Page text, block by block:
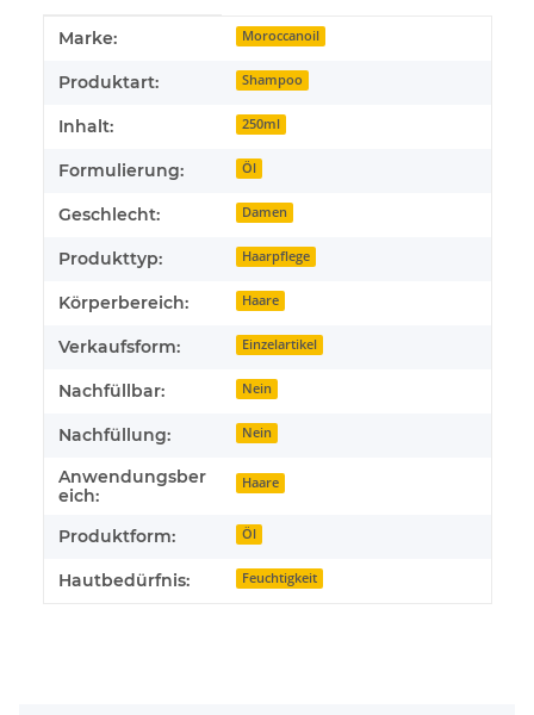
Produkteigenschaft
Wert
Marke: Moroccanoil
Produktart: Shampoo
Inhalt: 250ml
Formulierung: Öl
Geschlecht: Damen
Produkttyp: Haarpflege
Körperbereich: Haare
Verkaufsform: Einzelartikel
Nachfüllbar: Nein
Nachfüllung: Nein
Anwendungsber
eich:
Haare
Produktform: Öl
Hautbedürfnis: Feuchtigkeit